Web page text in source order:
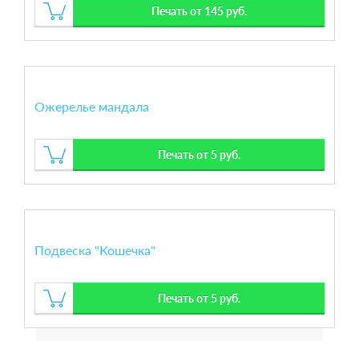
Печать от 145 руб.
Ожерелье мандала
Печать от 5 руб.
Подвеска "Кошечка"
Печать от 5 руб.